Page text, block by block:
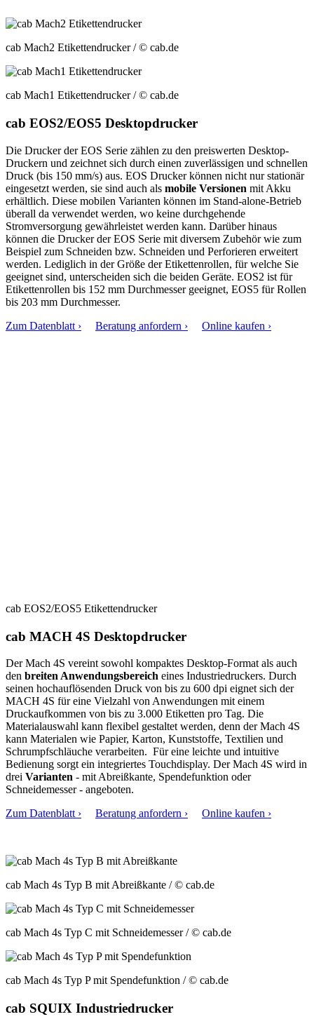
cab Mach2 Etikettendrucker/ © cab.de
cab Mach1 Etikettendrucker/ © cab.de
cab EOS2/EOS5 Desktopdrucker
Die Drucker der EOS Serie zählen zu den preiswerten Desktop-
Druckern und zeichnet sich durch einen zuverlässigen und schnellen
Druck (bis 150 mm/s) aus. EOS Drucker können nicht nur stationär
eingesetzt werden, sie sind auch als mobile Versionen mit Akku
erhältlich. Diese mobilen Varianten können im Stand-alone-Betrieb
überall da verwendet werden, wo keine durchgehende
Stromversorgung gewährleistet werden kann. Darüber hinaus
können die Drucker der EOS Serie mit diversem Zubehör wie zum
Beispiel zum Schneiden bzw. Schneiden und Perforieren erweitert
werden. Lediglich in der Größe der Etikettenrollen, für welche Sie
geeignet sind, unterscheiden sich die beiden Geräte. EOS2 ist für
Etikettenrollen bis 152 mm Durchmesser geeignet, EOS5 für Rollen
bis 203 mm Durchmesser.
Zum Datenblatt ›
Beratung anfordern › Online kaufen ›
cab EOS2/EOS5 Etikettendrucker
cab MACH 4S Desktopdrucker
Der Mach 4S vereint sowohl kompaktes Desktop-Format als auch
den breiten Anwendungsbereich eines Industriedruckers. Durch
seinen hochauflösenden Druck von bis zu 600 dpi eignet sich der
MACH 4S für eine Vielzahl von Anwendungen mit einem
Druckaufkommen von bis zu 3.000 Etiketten pro Tag. Die
Materialauswahl kann flexibel gestaltet werden, denn der Mach 4S
kann Materialen wie Papier, Karton, Kunststoffe, Textilien und
Schrumpfschläuche verarbeiten. Für eine leichte und intuitive
Bedienung sorgt ein integriertes Touchdisplay. Der Mach 4S wird in
drei Varianten - mit Abreißkante, Spendefunktion oder
Schneidemesser - angeboten.
Zum Datenblatt ›
Beratung anfordern › Online kaufen ›
cab Mach 4s Typ B mit Abreißkante / © cab.de
cab Mach 4s Typ C mit Schneidemesser/ © cab.de
cab Mach 4s Typ P mit Spendefunktion / © cab.de
cab SQUIX Industriedrucker